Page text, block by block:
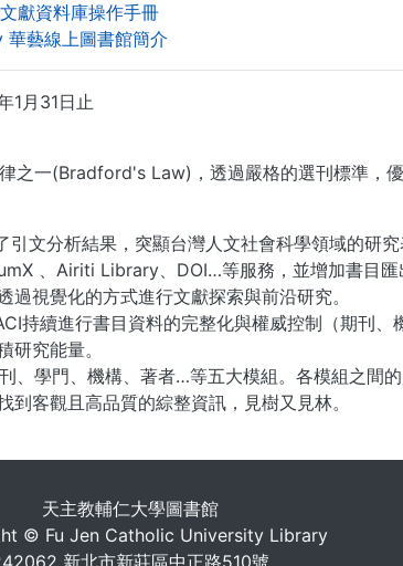
獻資料庫操作手冊
藝線上圖書館簡介
1月31日止
之一(Bradford's Law)，透過嚴格的選刊標準，
引文分析結果，突顯台灣人文社會科學領域的研究
、Airiti Library、DOI…等服務，並增加書目
過視覺化的方式進行文獻探索與前沿研究。
持續進行書目資料的完整化與權威控制（期刊
研究能量。
、學門、機構、著者…等五大模組。各模組之間
到客觀且高品質的綜整資訊，見樹又見林。
天主教輔仁大學圖書館
© Fu Jen Catholic University Library
新北市新莊區中正路510號